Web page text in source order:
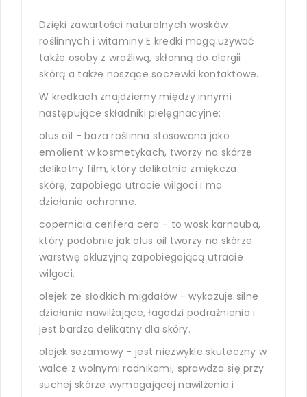
Dzięki zawartości naturalnych wosków
roślinnych i witaminy E kredki mogą używać
także osoby z wrażliwą, skłonną do alergii
skórą a także noszące soczewki kontaktowe.
W kredkach znajdziemy między innymi
następujące składniki pielęgnacyjne:
olus oil - baza roślinna stosowana jako
emolient w kosmetykach, tworzy na skórze
delikatny film, który delikatnie zmiękcza
skórę, zapobiega utracie wilgoci i ma
działanie ochronne.
copernicia cerifera cera - to wosk karnauba,
który podobnie jak olus oil tworzy na skórze
warstwę okluzyjną zapobiegającą utracie
wilgoci.
olejek ze słodkich migdałów - wykazuje silne
działanie nawilżające, łagodzi podrażnienia i
jest bardzo delikatny dla skóry.
olejek sezamowy - jest niezwykle skuteczny w
walce z wolnymi rodnikami, sprawdza się przy
suchej skórze wymagającej nawilżenia i